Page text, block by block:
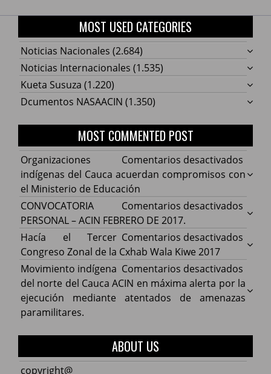
MOST USED CATEGORIES
Noticias Nacionales (2.684)
Noticias Internacionales (1.535)
Kueta Susuza (1.220)
Dcumentos NASAACIN (1.350)
MOST COMMENTED POST
Comentarios desactivados
Cauca
con
de
Organizaciones
indígenas del Cauca acuerdan compromisos con
el Ministerio de Educación
Comentarios desactivados
ACIN
DE
CONVOCATORIA
PERSONAL – ACIN FEBRERO DE 2017.
Comentarios desactivados
Hacía
la
Hacía el Tercer
Congreso Zonal de la Cxhab Wala Kiwe 2017
Comentarios desactivados
Cauca
Movimiento indígena
del norte del Cauca ACIN en máxima alerta por la
ejecución mediante atentados de amenazas
paramilitares.
ABOUT US
copyright@